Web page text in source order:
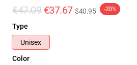
€47.09 €37.67 $40.95 -20%
Type
Unisex
Color